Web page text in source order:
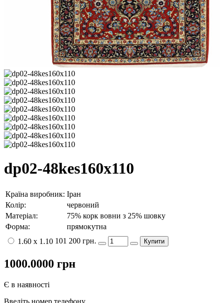
dp02-48kes160x110
Країна виробник: Іран
Колір:
червоний
Матеріал:
75% корк вовни з 25% шовку
Форма:
прямокутна
1.60 x 1.10 101 200 грн. Купити
1000.0000 грн
Є в наявності